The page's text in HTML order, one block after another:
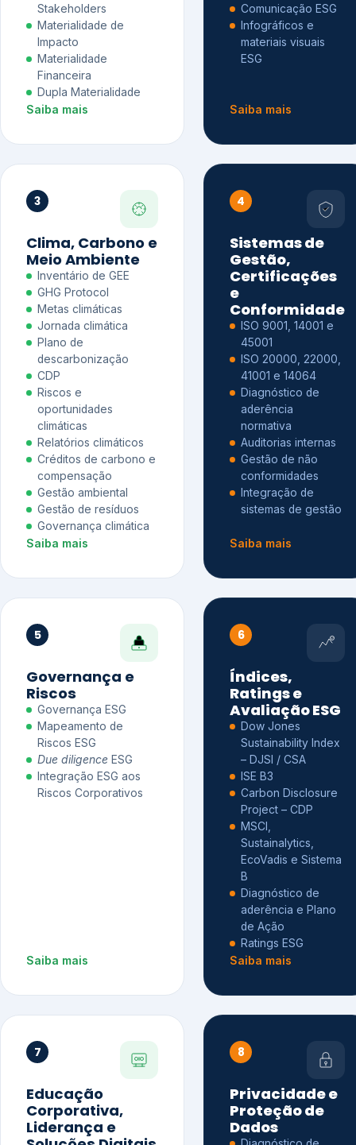
Stakeholders
Materialidade de
Impacto
Materialidade
Financeira
Dupla Materialidade
Saiba mais
Comunicação ESG
Infográficos e
materiais visuais
ESG
Saiba mais
3
Clima, Carbono e
Meio Ambiente
Inventário de GEE
GHG Protocol
Metas climáticas
Jornada climática
Plano de
descarbonização
CDP
Riscos e
oportunidades
climáticas
Relatórios climáticos
Créditos de carbono e
compensação
Gestão ambiental
Gestão de resíduos
Governança climática
Saiba mais
4
Sistemas de
Gestão,
Certificações
e
Conformidade
ISO 9001, 14001 e
45001
ISO 20000, 22000,
41001 e 14064
Diagnóstico de
aderência
normativa
Auditorias internas
Gestão de não
conformidades
Integração de
sistemas de gestão
Saiba mais
5
Governança e
Riscos
Governança ESG
Mapeamento de
Riscos ESG
Due diligence ESG
Integração ESG aos
Riscos Corporativos
Saiba mais
6
Índices,
Ratings e
Avaliação ESG
Dow Jones
Sustainability Index
– DJSI / CSA
ISE B3
Carbon Disclosure
Project – CDP
MSCI,
Sustainalytics,
EcoVadis e Sistema
B
Diagnóstico de
aderência e Plano
de Ação
Ratings ESG
Saiba mais
7
Educação
Corporativa,
Liderança e
8
Privacidade e
Proteção de
Dados